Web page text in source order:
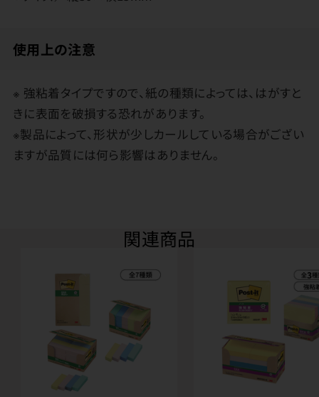
使用上の注意
※ 強粘着タイプですので、紙の種類によっては、はがすと
きに表面を破損する恐れがあります。
※製品によって、形状が少しカールしている場合がござい
ますが品質には何ら影響はありません。
関連商品